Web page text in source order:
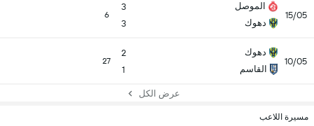
15/05
الموصل
دهوك
3
3
6
10/05
دهوك
القاسم
2
1
27
عرض الكل
مسيرة اللاعب